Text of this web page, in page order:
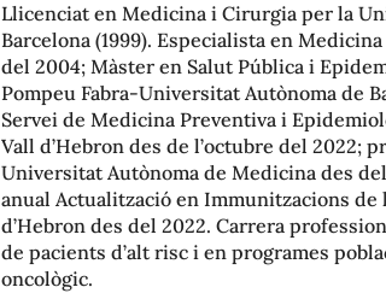
Llicenciat en Medicina i Cirurgia per la
Barcelona (1999). Especialista en
del 2004; Màster en Salut Pública i
Pompeu Fabra-Universitat Autònoma de
Servei de Medicina Preventiva i
Vall d’Hebron des de l’octubre del 2022;
Universitat Autònoma de Medicina des
anual Actualització en Immunitzacions
d’Hebron des del 2022. Carrera
de pacients d’alt risc i en programes
oncològic.